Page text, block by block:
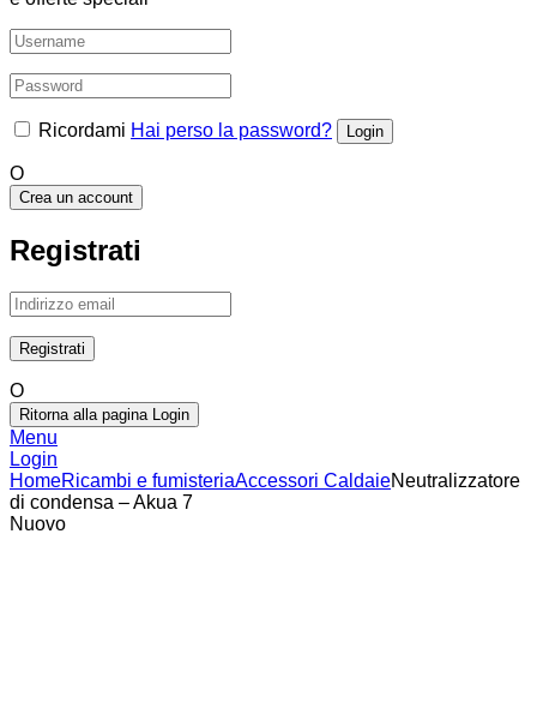
Ricordami Hai perso la password?
O
Crea un account
Registrati
O
Ritorna alla pagina Login
Menu
Login
HomeRicambi e fumisteriaAccessori CaldaieNeutralizzatore
di condensa – Akua 7
Nuovo